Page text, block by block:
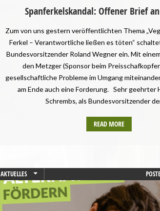
TIERSCHUTZ / TIERRECHTE
UMWELT UND KLIMA
VEGANISMUS
WAHLPROGRAMM
Spanferkelskandal: Offener Brief
Zum von uns gestern veröffentlichten Thema
Ferkel – Verantwortliche ließen es töten“
Bundesvorsitzender Roland Wegner ein. Mit
den Metzger (Sponsor beim
gesellschaftliche Probleme im Umgang
am Ende auch eine Forderung. Sehr geehrter
Schrembs, als Bundesvorsitzender
READ MORE
AKTUELLES
GESUNDHEIT
STARTSEITE